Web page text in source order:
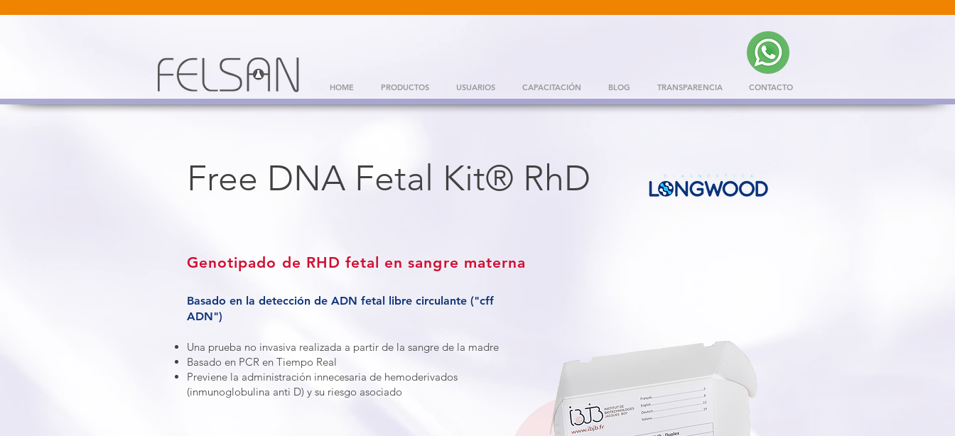
HOME PRODUCTOS USUARIOS CAPACITACIÓN BLOG TRANSPARENCIA CONTACTO
Free DNA Fetal Kit® RhD
Genotipado de RHD fetal en sangre materna
Basado en la detección de ADN fetal libre circulante ("cff
ADN")
Una prueba no invasiva realizada a partir de la sangre de la madre
Basado en PCR en Tiempo Real
Previene la administración innecesaria de hemoderivados
(inmunoglobulina anti D) y su riesgo asociado